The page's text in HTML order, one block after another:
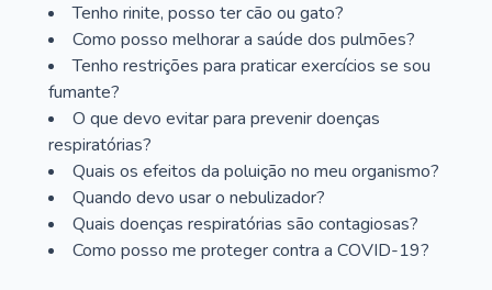
Tenho rinite, posso ter cão ou gato?
Como posso melhorar a saúde dos pulmões?
Tenho restrições para praticar exercícios se sou
fumante?
O que devo evitar para prevenir doenças
respiratórias?
Quais os efeitos da poluição no meu organismo?
Quando devo usar o nebulizador?
Quais doenças respiratórias são contagiosas?
Como posso me proteger contra a COVID-19?